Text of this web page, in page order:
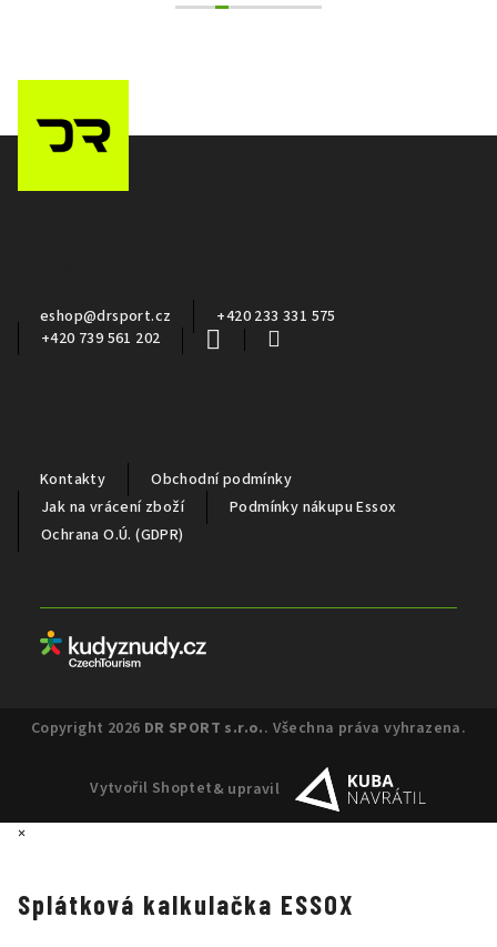
eshop@drsport.cz
+420 233 331 575
+420 739 561 202
Kontakty
Obchodní podmínky
Jak na vrácení zboží
Podmínky nákupu Essox
Ochrana O.Ú. (GDPR)
Copyright 2026 DR SPORT s.r.o.. Všechna práva vyhrazena.
Vytvořil Shoptet& upravil
×
Splátková kalkulačka ESSOX